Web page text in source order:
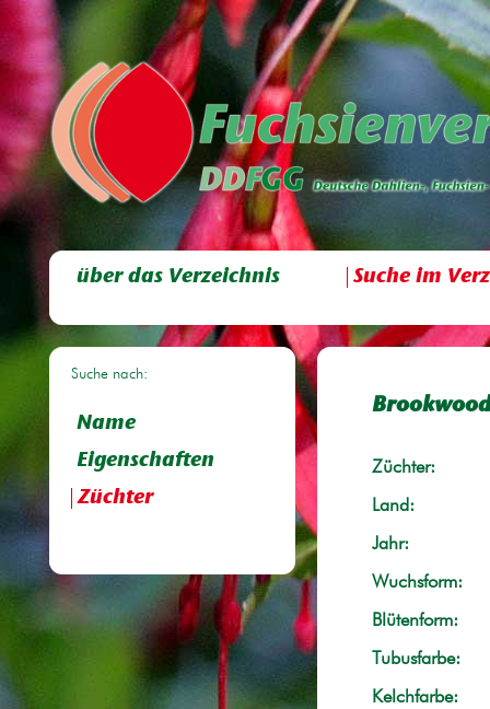
über das Verzeichnis Suche im
Suche nach:
Name
Eigenschaften
Züchter
Züchter:
Land:
Jahr:
Wuchsform:
Blütenform:
Tubusfarbe:
Kelchfarbe: